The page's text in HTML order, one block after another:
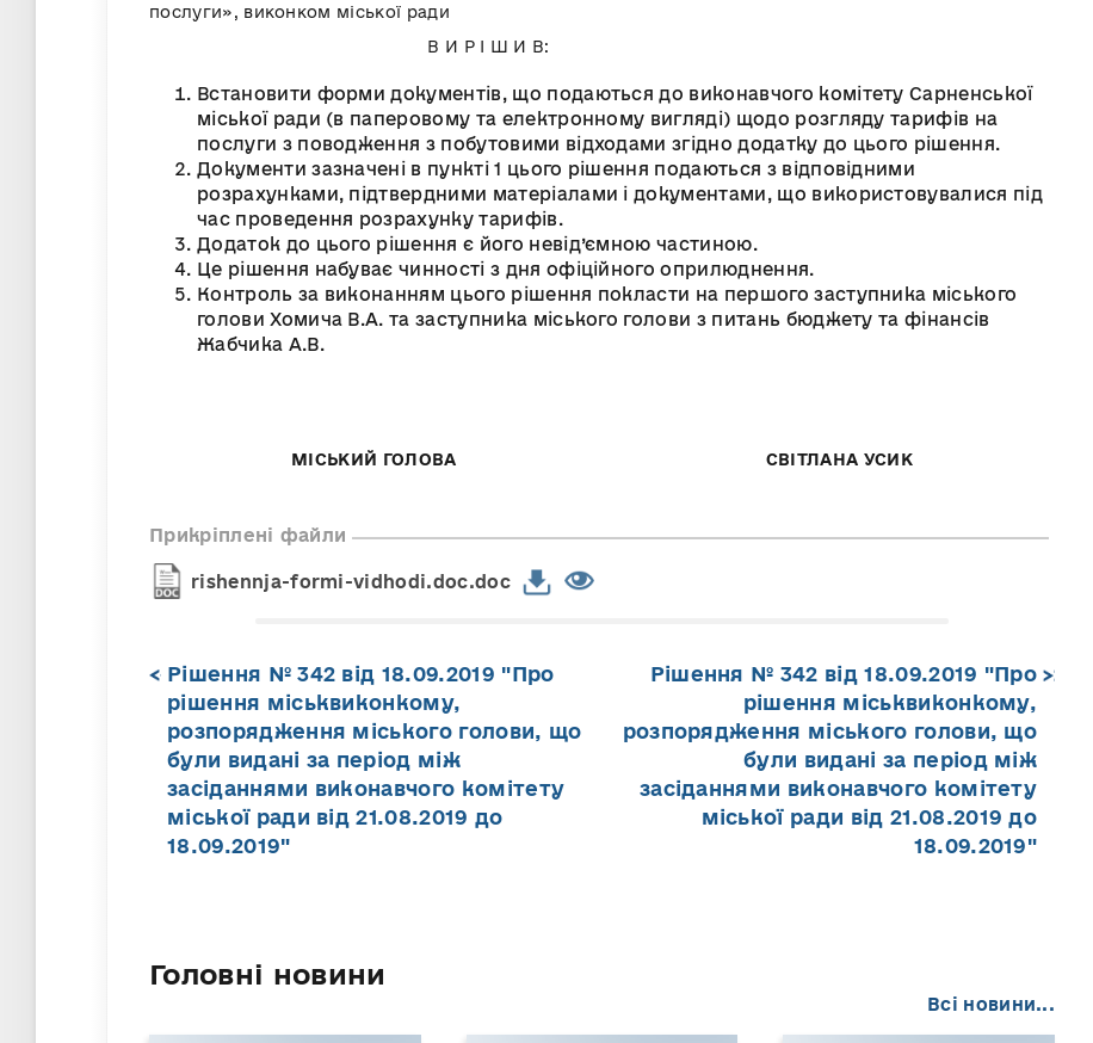
послуги», виконком міської ради
В И Р І Ш И В:
Встановити форми документів, що подаються до виконавчого комітету Сарненської
міської ради (в паперовому та електронному вигляді) щодо розгляду тарифів на
послуги з поводження з побутовими відходами згідно додатку до цього рішення.
Документи зазначені в пункті 1 цього рішення подаються з відповідними
розрахунками, підтвердними матеріалами і документами, що використовувалися під
час проведення розрахунку тарифів.
Додаток до цього рішення є його невід’ємною частиною.
Це рішення набуває чинності з дня офіційного оприлюднення.
Контроль за виконанням цього рішення покласти на першого заступника міського
голови Хомича В.А. та заступника міського голови з питань бюджету та фінансів
Жабчика А.В.
МІСЬКИЙ ГОЛОВА СВІТЛАНА УСИК
Прикріплені файли
rishennja-formi-vidhodi.doc.doc
Рішення № 342 від 18.09.2019 "Про
рішення міськвиконкому,
розпорядження міського голови, що
були видані за період між
засіданнями виконавчого комітету
міської ради від 21.08.2019 до
18.09.2019"
Рішення № 342 від 18.09.2019 "Про
рішення міськвиконкому,
розпорядження міського голови, що
були видані за період між
засіданнями виконавчого комітету
міської ради від 21.08.2019 до
18.09.2019"
Головні новини
Всі новини...